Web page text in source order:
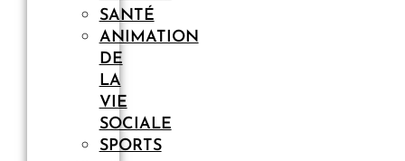
SANTÉ
ANIMATION
DE
LA
VIE
SOCIALE
SPORTS